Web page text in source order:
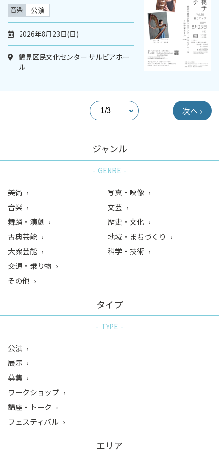
音楽 公演
2026年8月23日(日)
鶴見区民文化センター サルビアホー
ル
次へ ›
ジャンル
GENRE
美術
音楽
舞踊・演劇
古典芸能
大衆芸能
写真・映像
文芸
歴史・文化
地域・まちづくり
科学・技術
交通・乗り物
その他
タイプ
TYPE
公演
展示
募集
ワークショップ
講座・トーク
フェスティバル
エリア